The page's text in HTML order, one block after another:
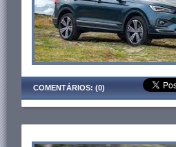
COMENTÁRIOS: (0)